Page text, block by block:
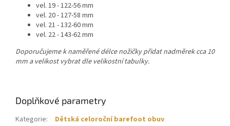
vel. 19 - 122-56 mm
vel. 20 - 127-58 mm
vel. 21 - 132-60 mm
vel. 22 - 143-62 mm
Doporučujeme k naměřené délce nožičky přidat nadměrek cca 10
mm a velikost vybrat dle velikostní tabulky.
Doplňkové parametry
Kategorie:
Dětská celoroční barefoot obuv